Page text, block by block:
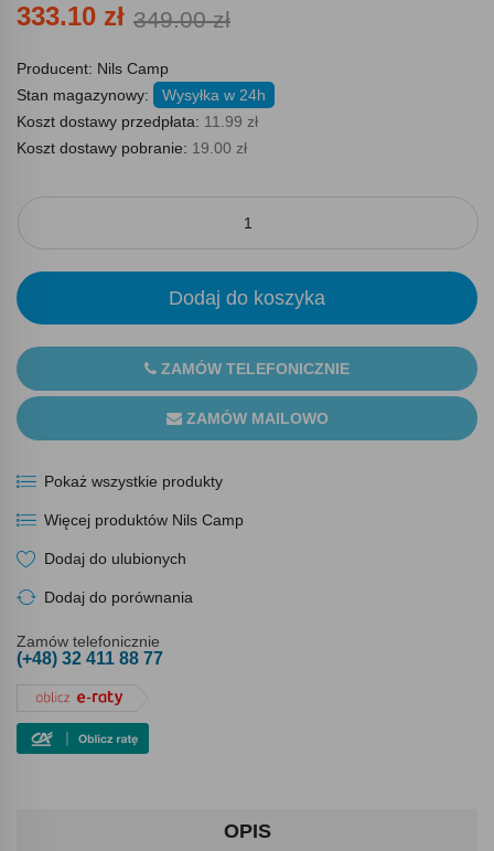
333.10 zł 349.00 zł
Producent: Nils Camp
Stan magazynowy:
Wysyłka w 24h
Koszt dostawy przedpłata: 11.99 zł
Koszt dostawy pobranie: 19.00 zł
Dodaj do koszyka
ZAMÓW TELEFONICZNIE
ZAMÓW MAILOWO
Pokaż wszystkie produkty
Więcej produktów Nils Camp
Dodaj do ulubionych
Dodaj do porównania
Zamów telefonicznie
(+48) 32 411 88 77
OPIS